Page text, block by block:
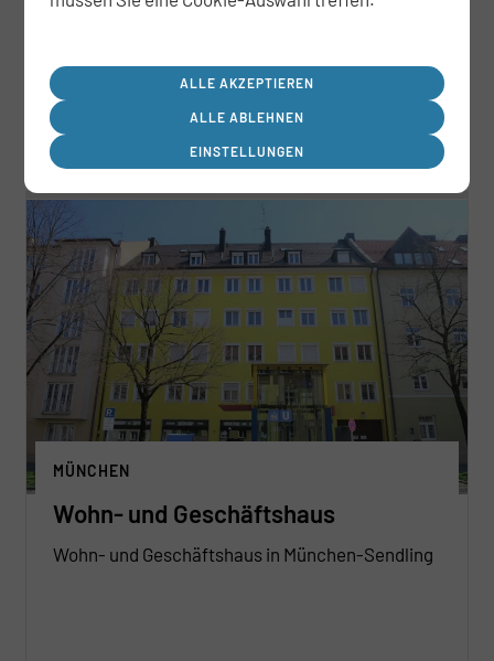
MÜNCHEN
Wohn- und Geschäftshaus
Wohn- und Geschäftshaus in München-Sendling
EINSTELLUNGEN
ALLE ABLEHNEN
ALLE AKZEPTIEREN